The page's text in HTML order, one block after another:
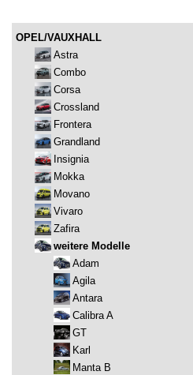
OPEL/VAUXHALL
Astra
Combo
Corsa
Crossland
Frontera
Grandland
Insignia
Mokka
Movano
Vivaro
Zafira
weitere Modelle
Adam
Agila
Antara
Calibra A
GT
Karl
Manta B